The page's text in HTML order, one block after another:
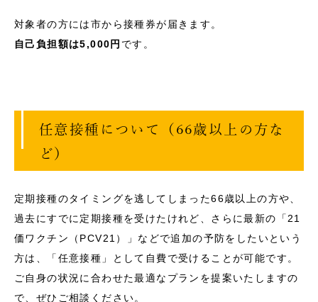
対象者の方には市から接種券が届きます。
自己負担額は5,000円 です。
任意接種について（66歳以上の方な
ど）
定期接種のタイミングを逃してしまった66歳以上の方や、
過去にすでに定期接種を受けたけれど、さらに最新の「21
価ワクチン（PCV21）」などで追加の予防をしたいという
方は、「任意接種」として自費で受けることが可能です。
ご自身の状況に合わせた最適なプランを提案いたしますの
で、ぜひご相談ください。